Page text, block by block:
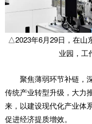
△2023年6月29日，在山
业园，工
聚焦薄弱环节补链，深
传统产业转型升级，大
来，以建设现代化产业体
促进经济提质增效。